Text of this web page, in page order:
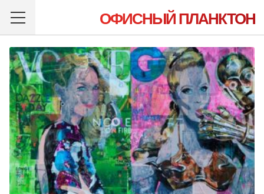
ОФИСНЫЙ ПЛАНКТОН